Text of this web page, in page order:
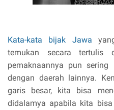
Kata-kata bijak Jawa
temukan secara tertulis
pemaknaannya pun
dengan daerah lainnya.
garis besar, kita bisa
didalamya apabila kita